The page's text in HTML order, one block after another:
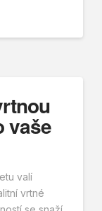
vaše
valí
vrtné